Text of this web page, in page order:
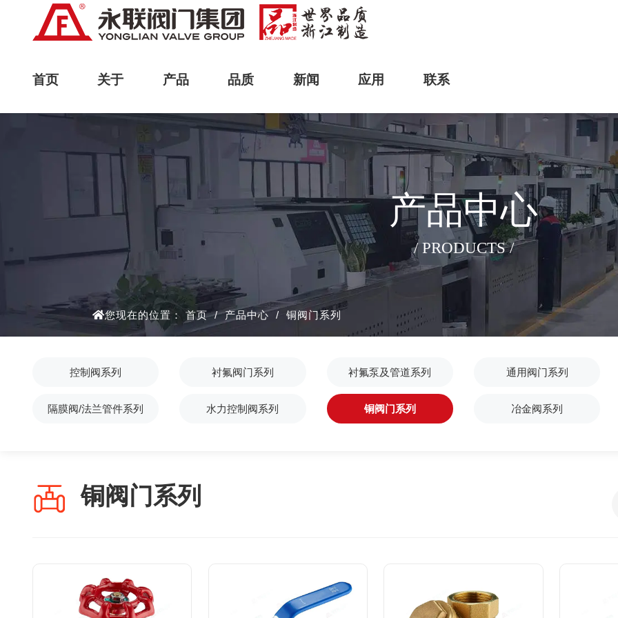
首页 关于 产品 品质 新闻 应用 联系
产品中心
/ PRODUCTS /
您现在的位置：首页/产品中心/铜阀门系列
控制阀系列 衬氟阀门系列 衬氟泵及管道系列 通用阀门系列
隔膜阀/法兰管件系列 水力控制阀系列 铜阀门系列 冶金阀系列
铜阀门系列